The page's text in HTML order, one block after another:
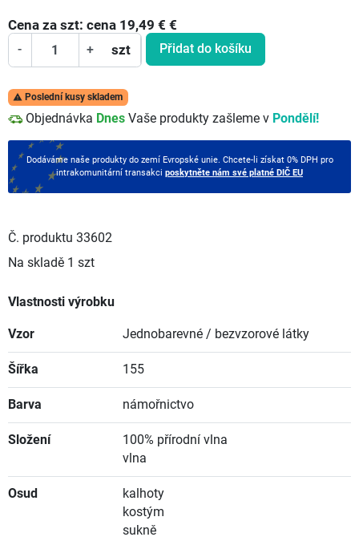
Cena za szt: cena 19,49 € €
- + szt Přidat do košíku
 Poslední kusy skladem
Objednávka Dnes Vaše produkty zašleme v Pondělí!
Dodáváme naše produkty do zemí Evropské unie. Chcete-li získat 0% DPH pro
intrakomunitární transakci poskytněte nám své platné DIČ EU
Č. produktu 33602
Na skladě 1 szt
Vlastnosti výrobku
Vzor Jednobarevné / bezvzorové látky
Šířka 155
Barva námořnictvo
Složení
100% přírodní vlna
vlna
Osud
kalhoty
kostým
sukně